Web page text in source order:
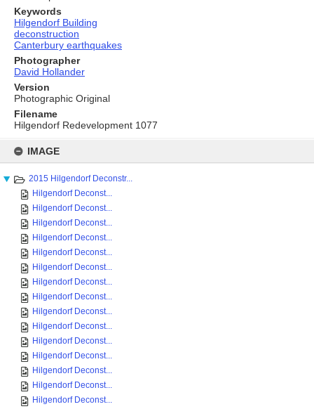
content
IMAGE
2015 Hilgendorf Deconstr...
Hilgendorf Deconst...
Hilgendorf Deconst...
Hilgendorf Deconst...
Hilgendorf Deconst...
Hilgendorf Deconst...
Hilgendorf Deconst...
Hilgendorf Deconst...
Hilgendorf Deconst...
Hilgendorf Deconst...
Hilgendorf Deconst...
Hilgendorf Deconst...
Hilgendorf Deconst...
Hilgendorf Deconst...
Hilgendorf Deconst...
Hilgendorf Deconst...
Keywords
Hilgendorf Building
deconstruction
Canterbury earthquakes
Photographer
David Hollander
Version
Photographic Original
Filename
Hilgendorf Redevelopment 1077